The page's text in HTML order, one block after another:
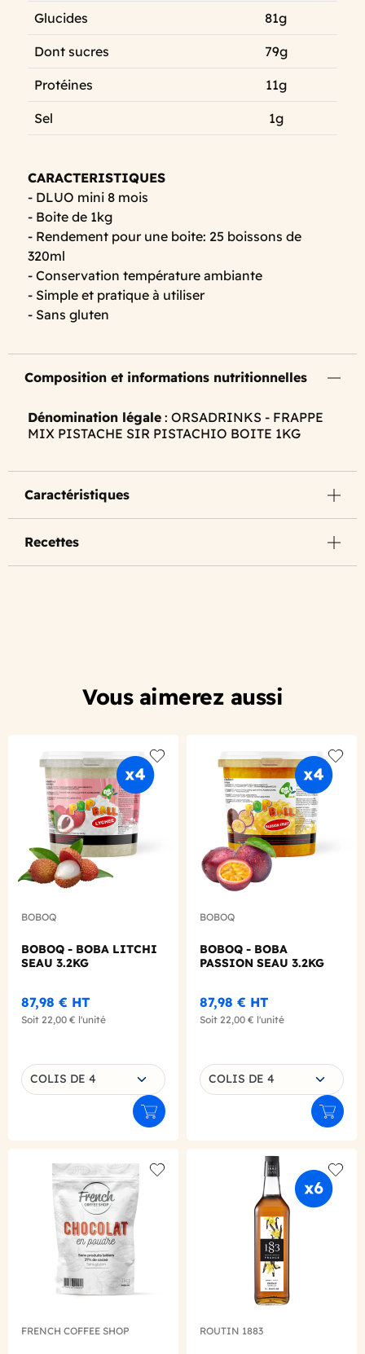
Glucides 81g
Dont sucres 79g
Protéines 11g
Sel 1g
CARACTERISTIQUES
- DLUO mini 8 mois
- Boite de 1kg
- Rendement pour une boite: 25 boissons de
320ml
- Conservation température ambiante
- Simple et pratique à utiliser
- Sans gluten
Composition et informations nutritionnelles
Dénomination légale : ORSADRINKS - FRAPPE
MIX PISTACHE SIR PISTACHIO BOITE 1KG
Caractéristiques
Recettes
Vous aimerez aussi
Add to wishlist
BOBOQ
BOBOQ - BOBA LITCHI
SEAU 3.2KG
87,98 € HT
Soit 22,00 € l'unité
Choisissez une déclinaison
COLIS DE 4
Ajouter au panier
Add
BOBOQ
BOBOQ - BOBA
PASSION SEAU 3.2KG
87,98 € HT
Soit 22,00 € l'unité
Choisissez une déclinaison
COLIS DE 4
FRENCH COFFEE SHOP
Add
ROUTIN 1883